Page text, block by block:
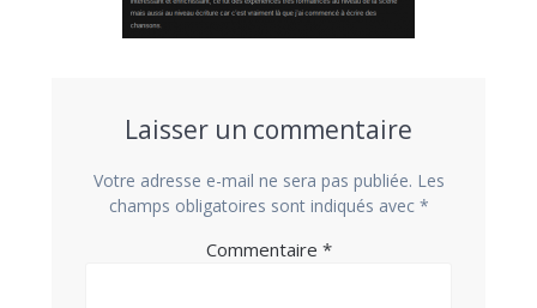
Laisser un commentaire
Votre adresse e-mail ne sera pas publiée. Les
champs obligatoires sont indiqués avec *
Commentaire *